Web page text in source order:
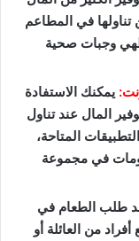
في المطاعم
وجبات صحية
يمكنك الاستفادة
المال عند تناول
المتاحة،
في مجموعة
طلب الطعام في
من العائلة أو